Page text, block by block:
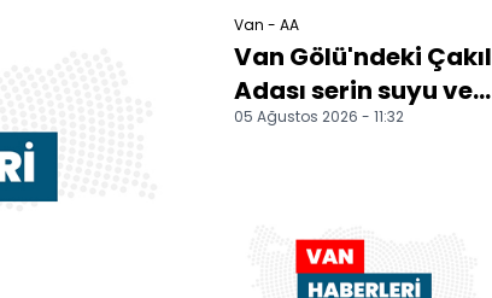
Van - AA
Van Gölü'ndeki Çakıl
Adası serin suyu ve
doğal güzellikleriyle
05 Ağustos 2026 - 11:32